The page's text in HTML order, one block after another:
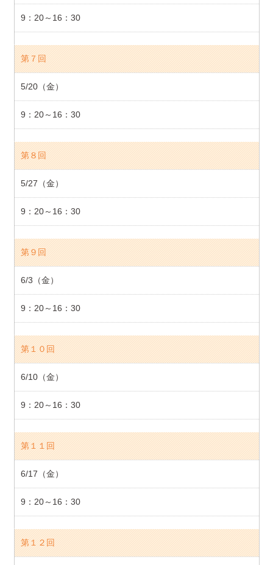
9：20～16：30
第７回
5/20（金）
9：20～16：30
第８回
5/27（金）
9：20～16：30
第９回
6/3（金）
9：20～16：30
第１０回
6/10（金）
9：20～16：30
第１１回
6/17（金）
9：20～16：30
第１２回